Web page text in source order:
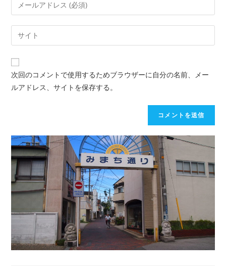
次回のコメントで使用するためブラウザーに自分の名前、メー
ルアドレス、サイトを保存する。